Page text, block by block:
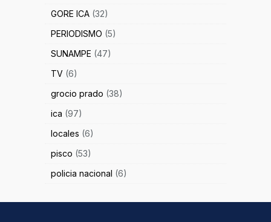
GORE ICA (32)
PERIODISMO (5)
SUNAMPE (47)
TV (6)
grocio prado (38)
ica (97)
locales (6)
pisco (53)
policia nacional (6)